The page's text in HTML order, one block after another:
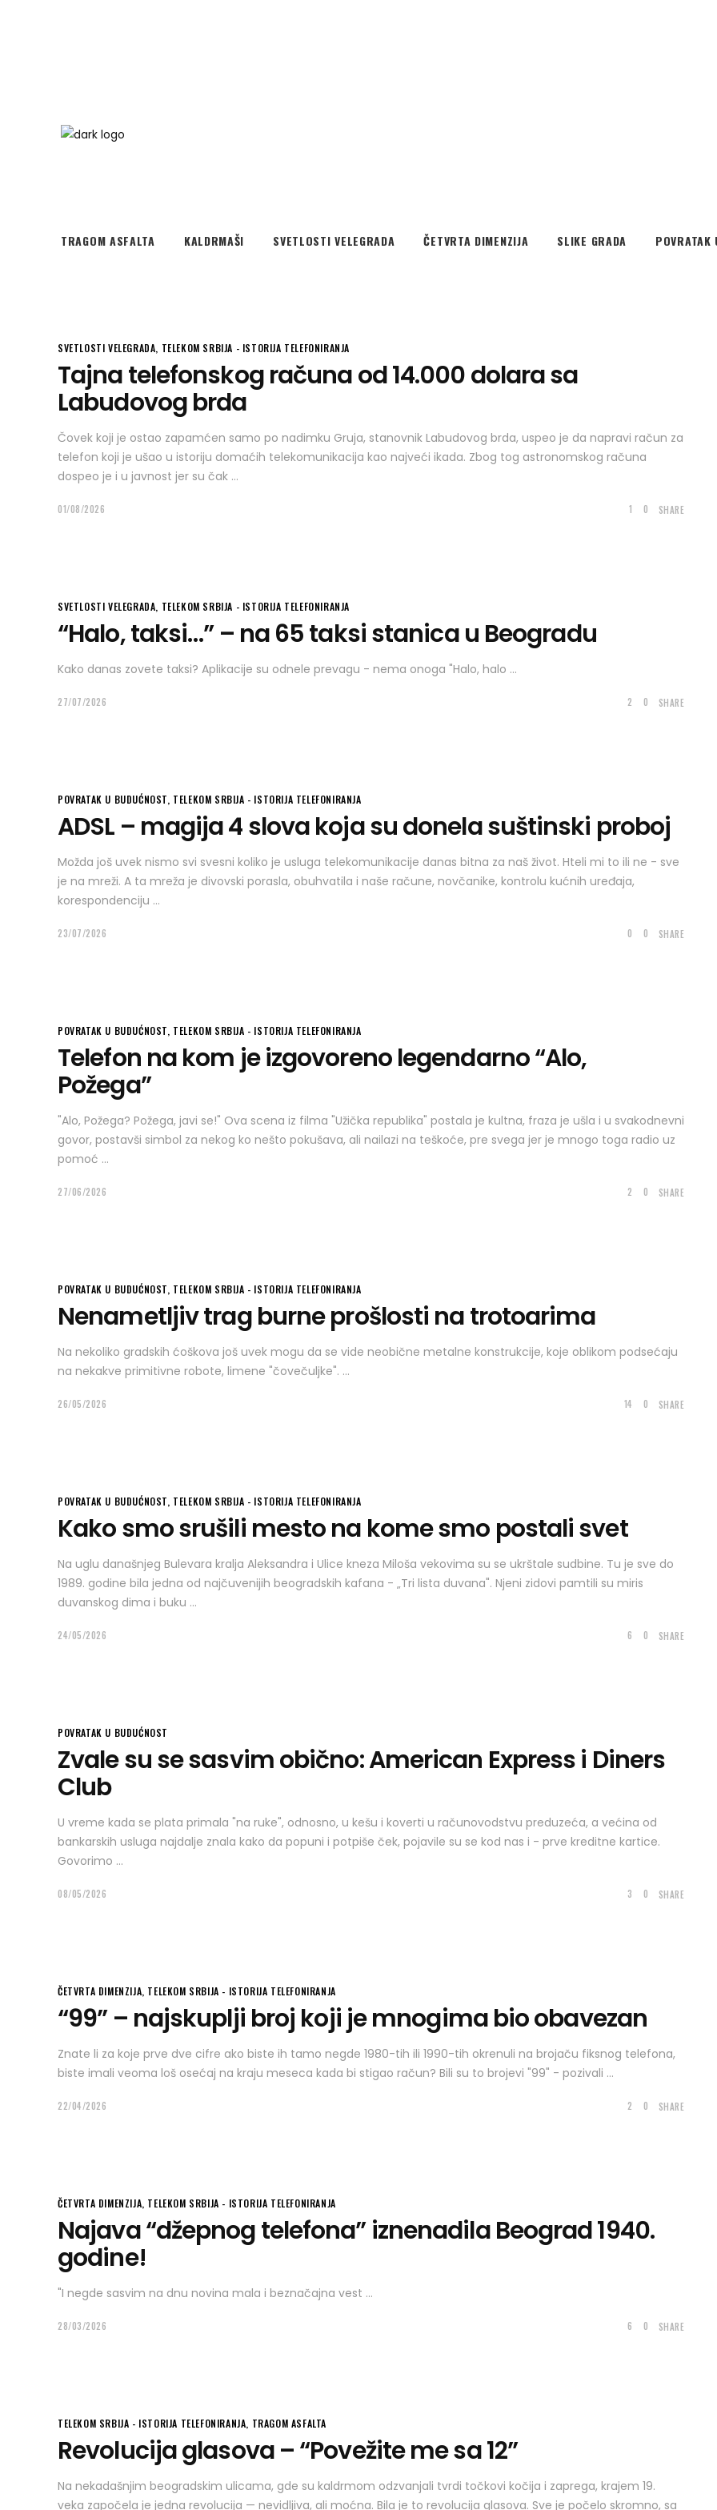
TRAGOM ASFALTA KALDRMAŠI SVETLOSTI VELEGRADA ČETVRTA DIMENZIJA SLIKE GRADA POVRATAK
SVETLOSTI VELEGRADA, TELEKOM SRBIJA - ISTORIJA TELEFONIRANJA
Tajna telefonskog računa od 14.000 dolara sa
Labudovog brda
Čovek koji je ostao zapamćen samo po nadimku Gruja, stanovnik Labudovog brda, uspeo je da napravi račun za
telefon koji je ušao u istoriju domaćih telekomunikacija kao najveći ikada. Zbog tog astronomskog računa
dospeo je i u javnost jer su čak
01/08/2026 1 0 SHARE
SVETLOSTI VELEGRADA, TELEKOM SRBIJA - ISTORIJA TELEFONIRANJA
“Halo, taksi…” – na 65 taksi stanica u Beogradu
Kako danas zovete taksi? Aplikacije su odnele prevagu - nema onoga "Halo, halo
27/07/2026 2 0 SHARE
POVRATAK U BUDUĆNOST, TELEKOM SRBIJA - ISTORIJA TELEFONIRANJA
ADSL – magija 4 slova koja su donela suštinski proboj
Možda još uvek nismo svi svesni koliko je usluga telekomunikacije danas bitna za naš život. Hteli mi to ili ne - sve
je na mreži. A ta mreža je divovski porasla, obuhvatila i naše račune, novčanike, kontrolu kućnih uređaja,
korespondenciju
23/07/2026 0 0 SHARE
POVRATAK U BUDUĆNOST, TELEKOM SRBIJA - ISTORIJA TELEFONIRANJA
Telefon na kom je izgovoreno legendarno “Alo,
Požega”
"Alo, Požega? Požega, javi se!" Ova scena iz filma "Užička republika" postala je kultna, fraza je ušla i u svakodnevni
govor, postavši simbol za nekog ko nešto pokušava, ali nailazi na teškoće, pre svega jer je mnogo toga radio uz
pomoć
27/06/2026 2 0 SHARE
POVRATAK U BUDUĆNOST, TELEKOM SRBIJA - ISTORIJA TELEFONIRANJA
Nenametljiv trag burne prošlosti na trotoarima
Na nekoliko gradskih ćoškova još uvek mogu da se vide neobične metalne konstrukcije, koje oblikom podsećaju
na nekakve primitivne robote, limene "čovečuljke".
26/05/2026 14 0 SHARE
POVRATAK U BUDUĆNOST, TELEKOM SRBIJA - ISTORIJA TELEFONIRANJA
Kako smo srušili mesto na kome smo postali svet
Na uglu današnjeg Bulevara kralja Aleksandra i Ulice kneza Miloša vekovima su se ukrštale sudbine. Tu je sve do
1989. godine bila jedna od najčuvenijih beogradskih kafana - „Tri lista duvana". Njeni zidovi pamtili su miris
duvanskog dima i buku
24/05/2026 6 0 SHARE
POVRATAK U BUDUĆNOST
Zvale su se sasvim obično: American Express i Diners
Club
U vreme kada se plata primala "na ruke", odnosno, u kešu i koverti u računovodstvu preduzeća, a većina od
bankarskih usluga najdalje znala kako da popuni i potpiše ček, pojavile su se kod nas i - prve kreditne kartice.
Govorimo
08/05/2026 3 0 SHARE
ČETVRTA DIMENZIJA, TELEKOM SRBIJA - ISTORIJA TELEFONIRANJA
“99” – najskuplji broj koji je mnogima bio obavezan
Znate li za koje prve dve cifre ako biste ih tamo negde 1980-tih ili 1990-tih okrenuli na brojaču fiksnog telefona,
biste imali veoma loš osećaj na kraju meseca kada bi stigao račun? Bili su to brojevi "99" - pozivali
22/04/2026 2 0 SHARE
ČETVRTA DIMENZIJA, TELEKOM SRBIJA - ISTORIJA TELEFONIRANJA
Najava “džepnog telefona” iznenadila Beograd 1940.
godine!
"I negde sasvim na dnu novina mala i beznačajna vest
28/03/2026 6 0 SHARE
TELEKOM SRBIJA - ISTORIJA TELEFONIRANJA, TRAGOM ASFALTA
Revolucija glasova – “Povežite me sa 12”
Na nekadašnjim beogradskim ulicama, gde su kaldrmom odzvanjali tvrdi točkovi kočija i zaprega, krajem 19.
veka započela je jedna revolucija — nevidljiva, ali moćna. Bila je to revolucija glasova. Sve je počelo skromno, sa